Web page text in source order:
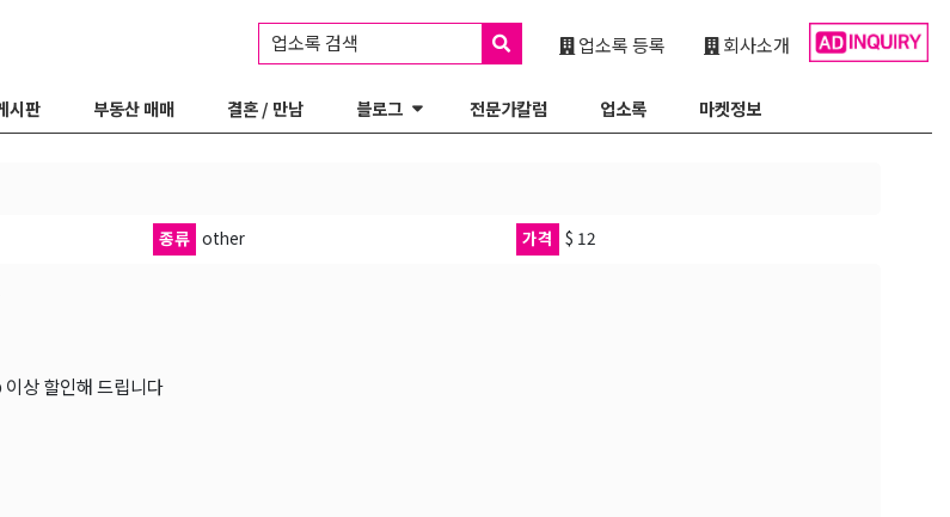
회사소개
업소록 등록
업소록 검색
시판 부동산 매매 결혼 / 만남 블로그 전문가칼럼 업소록 마켓정보
종류 other 가격 $ 12
상 할인해 드립니다